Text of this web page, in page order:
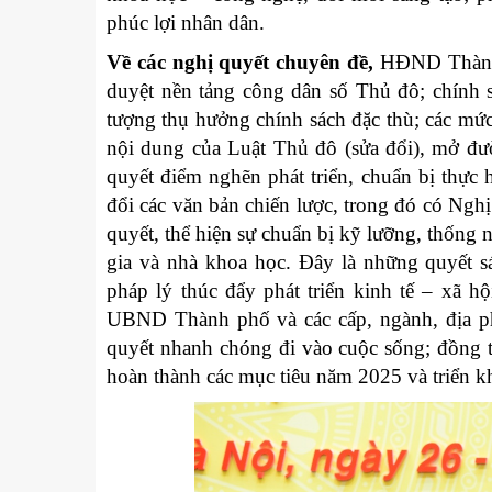
phúc lợi nhân dân.
Về các nghị quyết chuyên đề, HĐND
duyệt nền tảng công dân số Thủ đô;
tượng thụ hưởng chính sách đặc thù; các
nội dung của Luật Thủ đô (sửa đổi), mở
quyết điểm nghẽn phát triển, chuẩn bị
đổi các văn bản chiến lược, trong đó có
quyết, thể hiện sự chuẩn bị kỹ lưỡng, thống
gia và nhà khoa học. Đây là những quyết
pháp lý thúc đẩy phát triển kinh tế – xã
UBND Thành phố và các cấp, ngành, địa
quyết nhanh chóng đi vào cuộc sống;
hoàn thành các mục tiêu năm 2025 và triển